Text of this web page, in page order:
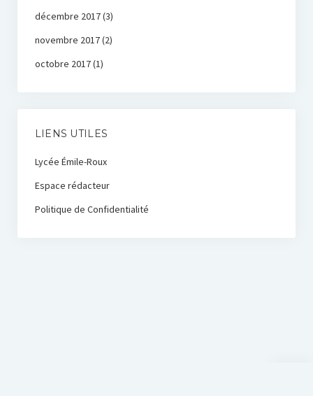
décembre 2017(3)
novembre 2017(2)
octobre 2017(1)
LIENS UTILES
Lycée Émile-Roux
Espace rédacteur
Politique de Confidentialité